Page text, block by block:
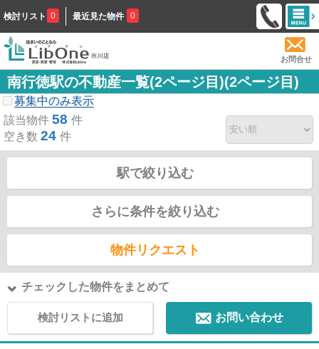
検討リスト 0 最近見た物件 0
お問合せ
南行徳駅の不動産一覧(2ページ目)(2ページ目)
募集中のみ表示
該当物件 58 件
空き数 24 件
駅で絞り込む
さらに条件を絞り込む
物件リクエスト
チェックした物件をまとめて
検討リストに追加 お問い合わせ